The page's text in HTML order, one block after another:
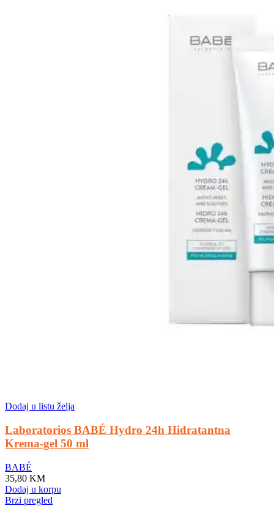
Dodaj u listu želja
Laboratorios BABÉ Hydro 24h Hidratantna
Krema-gel 50 ml
BABÉ
35,80 KM
Dodaj u korpu
Brzi pregled